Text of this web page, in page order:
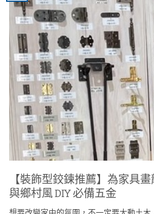
【裝飾型鉸鍊推薦】為家具
與鄉村風 DIY 必備五金